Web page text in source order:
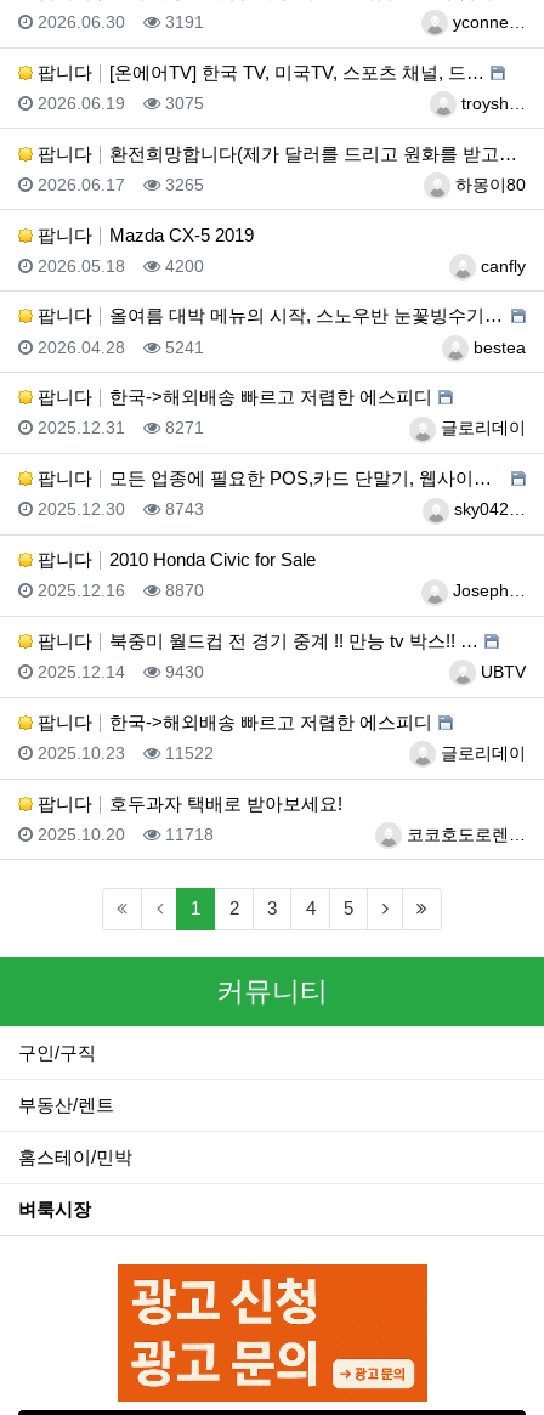
등록자yconne…
등록일
2026.06.30 조회
3191
팝니다 [온에어TV] 한국 TV, 미국TV, 스포츠 채널, 드…
등록자troysh…
등록일
2026.06.19 조회
3075
팝니다 환전희망합니다(제가 달러를 드리고 원화를 받고싶습니다)
등록자하몽이80
등록일
2026.06.17 조회
3265
팝니다 Mazda CX-5 2019
등록자canfly
등록일
2026.05.18 조회
4200
팝니다 올여름 대박 메뉴의 시작, 스노우반 눈꽃빙수기 판매합니…
등록자bestea
등록일
2026.04.28 조회
5241
팝니다 한국->해외배송 빠르고 저렴한 에스피디
등록자글로리데이
등록일
2025.12.31 조회
8271
팝니다 모든 업종에 필요한 POS,카드 단말기, 웹사이트 제작…
등록자sky042…
등록일
2025.12.30 조회
8743
팝니다 2010 Honda Civic for Sale
등록자Joseph…
등록일
2025.12.16 조회
8870
팝니다 북중미 월드컵 전 경기 중계 !! 만능 tv 박스!! …
등록자UBTV
등록일
2025.12.14 조회
9430
팝니다 한국->해외배송 빠르고 저렴한 에스피디
등록자글로리데이
등록일
2025.10.23 조회
11522
팝니다 호두과자 택배로 받아보세요!
등록자코코호도로렌…
등록일
2025.10.20 조회
11718
1 (current)
2 3 4 5 (next)
커뮤니티
구인/구직
부동산/렌트
홈스테이/민박
벼룩시장